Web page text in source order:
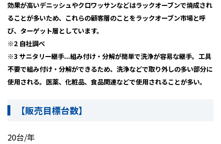
効果が高いデニッシュやクロワッサンなどはラックオーブンで焼成され
ることが多いため、これらの顧客層のことをラックオーブン市場と呼
び、ターゲット層としています。
※2 自社調べ
※3 サニタリー継手...組み付け・分解が簡単で洗浄が容易な継手。工具
不要で組み付け・分解ができるため、洗浄などで取り外しの多い部分に
使用される。医薬、化粧品、食品関連などで使用されることが多い。
【販売目標台数】
20台/年